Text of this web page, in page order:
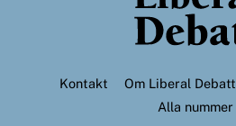
To
Top
Kontakt Om Liberal Debatt
Alla nummer